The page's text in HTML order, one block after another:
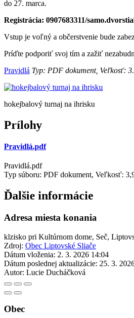
do 27. marca.
Registrácia: 0907683311/
Vstup je voľný a občerstvenie bude
Príďte podporiť svoj tím a zažiť
Pravidlá Typ: PDF dokument, Veľkosť:
hokejbalový turnaj na ihrisku
Prílohy
Pravidlá.pdf
Pravidlá.pdf
Typ súboru: PDF dokument, Veľkosť:
Ďalšie informácie
Adresa miesta konania
klzisko pri Kultúrnom dome, Seč,
Zdroj: Obec Liptovské Sliače
Dátum vloženia: 2. 3. 2026 14:04
Dátum poslednej aktualizácie: 25. 3.
Autor: Lucie Ducháčková
Obec